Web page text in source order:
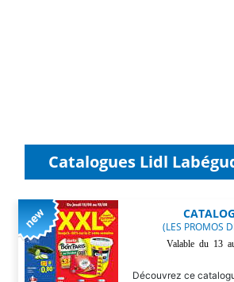
Catalogues Lidl
(LES PROMOS
Valable du 13
Découvrez ce